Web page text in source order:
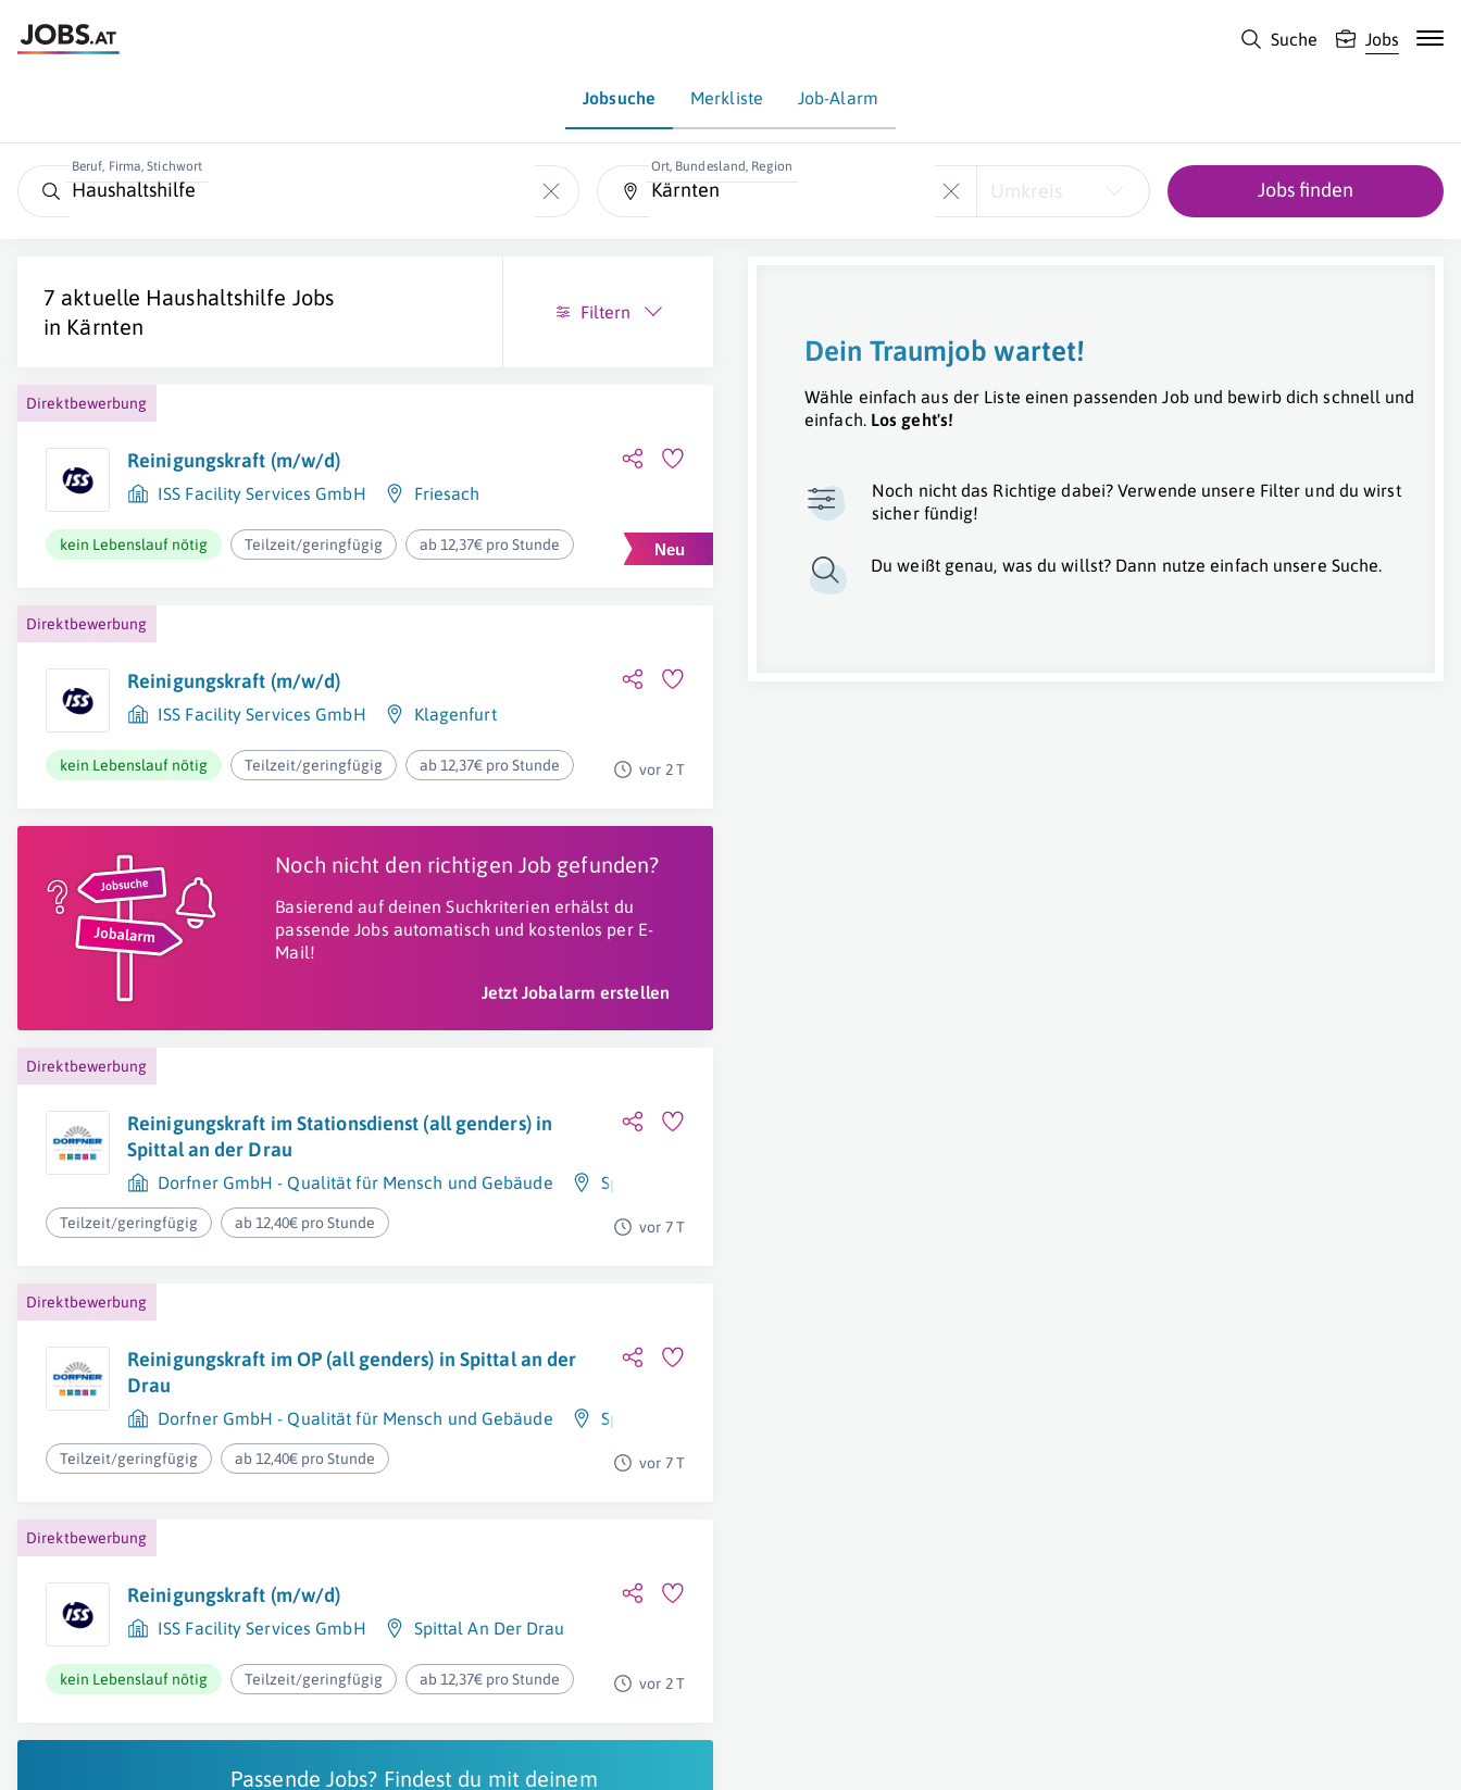
Suche Jobs
Jobsuche Merkliste Job-Alarm
Beruf, Firma, Stichwort Ort, Bundesland, Region
Umkreis Jobs finden
7 aktuelle Haushaltshilfe Jobs
in Kärnten
Filtern
Direktbewerbung
Reinigungskraft (m/w/d)
ISS Facility Services GmbH Friesach
kein Lebenslauf nötig Teilzeit/geringfügig ab 12,37€ pro Stunde
Direktbewerbung
Reinigungskraft (m/w/d)
ISS Facility Services GmbH Klagenfurt
kein Lebenslauf nötig Teilzeit/geringfügig ab 12,37€ pro Stunde vor 2 T
Noch nicht den richtigen Job gefunden?
Basierend auf deinen Suchkriterien erhälst du
passende Jobs automatisch und kostenlos per E-
Mail!
Jetzt Jobalarm erstellen
Direktbewerbung
Reinigungskraft im Stationsdienst (all genders) in
Spittal an der Drau
Dorfner GmbH - Qualität für Mensch und Gebäude Spittal An Der Drau
Teilzeit/geringfügig ab 12,40€ pro Stunde vor 7 T
Direktbewerbung
Reinigungskraft im OP (all genders) in Spittal an der
Drau
Dorfner GmbH - Qualität für Mensch und Gebäude Spittal An Der Drau
Teilzeit/geringfügig ab 12,40€ pro Stunde vor 7 T
Direktbewerbung
Reinigungskraft (m/w/d)
ISS Facility Services GmbH Spittal An Der Drau
kein Lebenslauf nötig Teilzeit/geringfügig ab 12,37€ pro Stunde vor 2 T
Passende Jobs? Findest du mit deinem
Dein Traumjob wartet!
Wähle einfach aus der Liste einen passenden Job und bewirb dich schnell und
einfach. Los geht's!
Noch nicht das Richtige dabei? Verwende unsere Filter und du wirst
sicher fündig!
Du weißt genau, was du willst? Dann nutze einfach unsere Suche.